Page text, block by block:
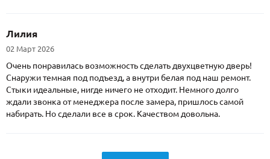
Лилия
02 Март 2026
Очень понравилась возможность сделать двухцветную дверь!
Снаружи темная под подъезд, а внутри белая под наш ремонт.
Стыки идеальные, нигде ничего не отходит. Немного долго
ждали звонка от менеджера после замера, пришлось самой
набирать. Но сделали все в срок. Качеством довольна.